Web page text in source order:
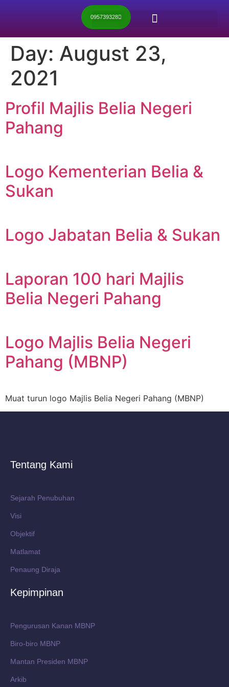
095739328
Day: August 23,
2021
Profil Majlis Belia Negeri
Pahang
Logo Kementerian Belia &
Sukan
Logo Jabatan Belia & Sukan
Laporan 100 hari Majlis
Belia Negeri Pahang
Logo Majlis Belia Negeri
Pahang (MBNP)
Muat turun logo Majlis Belia Negeri Pahang (MBNP)
Tentang Kami
Sejarah Penubuhan
Visi
Objektif
Matlamat
Penaung Diraja
Kepimpinan
Pengurusan Kanan MBNP
Biro-biro MBNP
Mantan Presiden MBNP
Arkib